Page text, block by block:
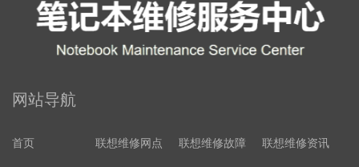
网站导航
首页 联想维修网点 联想维修故障 联想维修资讯